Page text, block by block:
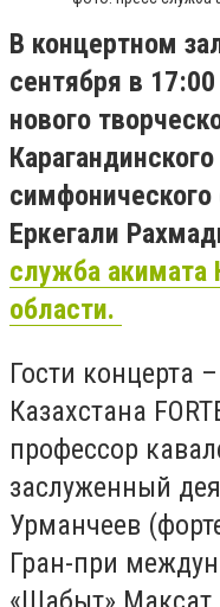
В концертном
сентября в
нового
Еркегали
служба акимата
области.
Гости концерта
Казахстана
профессор
заслуженный
Урманчеев
Гран-при